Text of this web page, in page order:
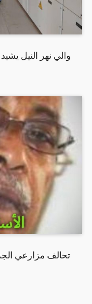
والي نهر النيل
تحالف مزارعي